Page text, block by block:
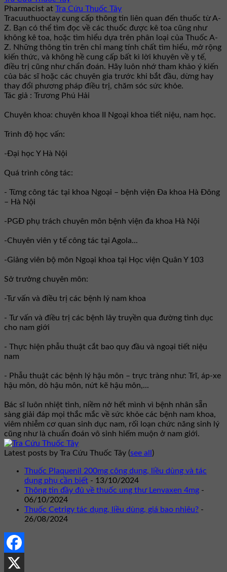
Pharmacist at Tra Cứu Thuốc Tây
Tracuuthuoctay cung cấp thông tin liên quan đến thuốc từ A-
Z. Bạn có thể tìm đọc về các thuốc được kê toa cũng như
không kê toa, hoặc tìm hiểu dựa trên phân loại của Thuốc A-
Z. Những thông tin trên chỉ mang tính chất tìm hiểu, mở rộng
kiến thức, và không hề cung cấp bất kì lời khuyên về y tế,
điều trị cũng như chẩn đoán. Hãy luôn nhớ tham khảo ý kiến
của bác sĩ hoặc các chuyên gia trước khi bắt đầu, dừng hay
thay đổi phương pháp điều trị, chăm sóc sức khỏe.
Tác giả : Trương Phú Hải
Chuyên khoa: chuyên khoa II Ngoại khoa tiết niệu, nam học.
Trình độ học vấn:
-Đại học Y Hà Nội
Quá trình công tác:
- Từng công tác tại khoa Ngoại – bệnh viện Đa khoa Hà Đông
– Hà Nội
-PGĐ phụ trách chuyên môn bệnh viện đa khoa Hà Nội
-Chuyên viên y tế công tác tại Agola...
-Giảng viên bộ môn Ngoại khoa tại Học viện Quân Y 103
Sở trưởng chuyên môn:
-Tư vấn và điều trị các bệnh lý nam khoa
- Tư vấn và điều trị các bệnh lây truyền qua đường tình dục
cho nam giới
- Thực hiện phẫu thuật cắt bao quy đầu và ngoại tiết niệu
nam
- Phẫu thuật các bệnh lý hậu môn – trực tràng như: Trĩ, áp-xe
hậu môn, dò hậu môn, nứt kẽ hậu môn,...
Bác sĩ luôn nhiệt tình, niềm nở hết mình vì bệnh nhân sẵn
sàng giải đáp mọi thắc mắc về sức khỏe các bệnh nam khoa,
viêm nhiễm cơ quan sinh dục nam, rối loạn chức năng sinh lý
cũng như là chuẩn đoán vô sinh hiếm muộn ở nam giới.
Latest posts by Tra Cứu Thuốc Tây (see all )
Thuốc Plaquenil 200mg công dụng, liều dùng và tác
dụng phụ cần biết - 13/10/2024
Thông tin đầy đủ về thuốc ung thư Lenvaxen 4mg -
06/10/2024
Thuốc Cetrigy tác dụng, liều dùng, giá bao nhiêu? -
26/08/2024